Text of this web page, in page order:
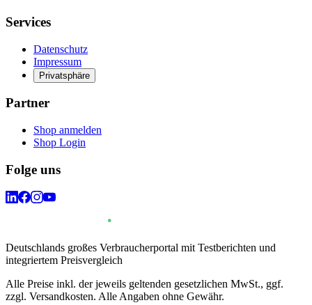
Services
Datenschutz
Impressum
Privatsphäre
Partner
Shop anmelden
Shop Login
Folge uns
Deutschlands großes Verbraucherportal mit Testberichten und
integriertem Preisvergleich
Alle Preise inkl. der jeweils geltenden gesetzlichen MwSt., ggf.
zzgl. Versandkosten. Alle Angaben ohne Gewähr.